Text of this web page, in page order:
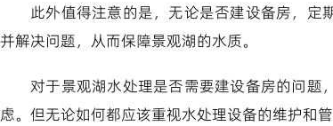
此外值得注意的是，无论是否建设备房，
并解决问题，从而保障景观湖的水质。
对于景观湖水处理是否需要建设备房的问题
虑。但无论如何都应该重视水处理设备的维护和